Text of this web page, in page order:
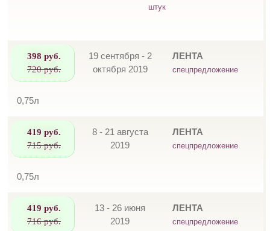
штук
398 руб.
720 руб.
19 сентября - 2
октября 2019
ЛЕНТА
спецпредложение
0,75л
419 руб.
715 руб.
8 - 21 августа
2019
ЛЕНТА
спецпредложение
0,75л
419 руб.
716 руб.
13 - 26 июня
2019
ЛЕНТА
спецпредложение